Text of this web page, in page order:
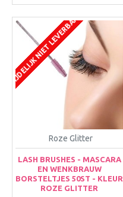
TIJDELIJK NIET LEVERBAAR
Roze Glitter
LASH BRUSHES - MASCARA
EN WENKBRAUW
BORSTELTJES 50ST - KLEUR
ROZE GLITTER